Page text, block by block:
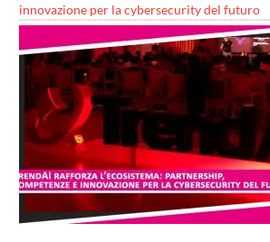
innovazione per la cybersecurity del futuro